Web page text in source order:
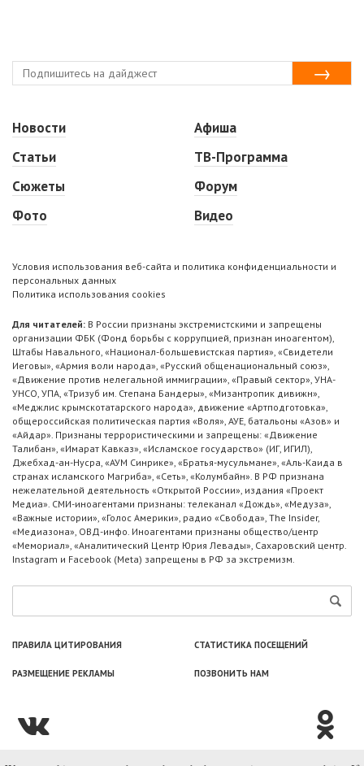
Новости
Статьи
Сюжеты
Фото
Афиша
ТВ-Программа
Форум
Видео
Условия использования веб-сайта и политика конфиденциальности и
персональных данных
Политика использования cookies
Для читателей: В России признаны экстремистскими и запрещены
организации ФБК (Фонд борьбы с коррупцией, признан иноагентом),
Штабы Навального, «Национал-большевистская партия», «Свидетели
Иеговы», «Армия воли народа», «Русский общенациональный союз»,
«Движение против нелегальной иммиграции», «Правый сектор», УНА-
УНСО, УПА, «Тризуб им. Степана Бандеры», «Мизантропик дивижн»,
«Меджлис крымскотатарского народа», движение «Артподготовка»,
общероссийская политическая партия «Воля», АУЕ, батальоны «Азов» и
«Айдар». Признаны террористическими и запрещены: «Движение
Талибан», «Имарат Кавказ», «Исламское государство» (ИГ, ИГИЛ),
Джебхад-ан-Нусра, «АУМ Синрике», «Братья-мусульмане», «Аль-Каида в
странах исламского Магриба», «Сеть», «Колумбайн». В РФ признана
нежелательной деятельность «Открытой России», издания «Проект
Медиа». СМИ-иноагентами признаны: телеканал «Дождь», «Медуза»,
«Важные истории», «Голос Америки», радио «Свобода», The Insider,
«Медиазона», ОВД-инфо. Иноагентами признаны общество/центр
«Мемориал», «Аналитический Центр Юрия Левады», Сахаровский центр.
Instagram и Facebook (Metа) запрещены в РФ за экстремизм.
ПРАВИЛА ЦИТИРОВАНИЯ СТАТИСТИКА ПОСЕЩЕНИЙ
РАЗМЕЩЕНИЕ РЕКЛАМЫ ПОЗВОНИТЬ НАМ